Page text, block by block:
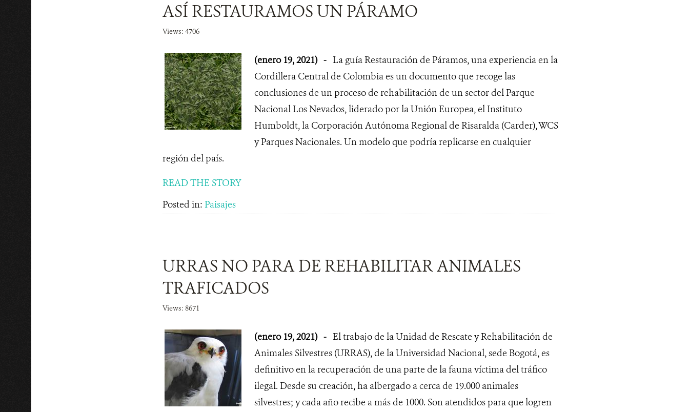
ASÍ RESTAURAMOS UN PÁRAMO
Views: 4706
(enero 19, 2021) - La guía Restauración de Páramos, una experiencia en la
Cordillera Central de Colombia es un documento que recoge las
conclusiones de un proceso de rehabilitación de un sector del Parque
Nacional Los Nevados, liderado por la Unión Europea, el Instituto
Humboldt, la Corporación Autónoma Regional de Risaralda (Carder), WCS
y Parques Nacionales. Un modelo que podría replicarse en cualquier
región del país.
READ THE STORY
Posted in: Paisajes
URRAS NO PARA DE REHABILITAR ANIMALES
TRAFICADOS
Views: 8671
(enero 19, 2021) - El trabajo de la Unidad de Rescate y Rehabilitación de
Animales Silvestres (URRAS), de la Universidad Nacional, sede Bogotá, es
definitivo en la recuperación de una parte de la fauna víctima del tráfico
ilegal. Desde su creación, ha albergado a cerca de 19.000 animales
silvestres; y cada año recibe a más de 1000. Son atendidos para que logren